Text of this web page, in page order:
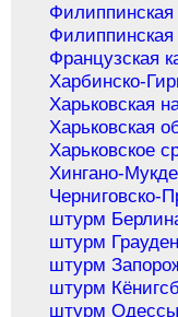
Филиппинская
Филиппинская
Французская
Харбинско-
Харьковская
Харьковская
Харьковское
Хингано-
Черниговско-
штурм
штурм
штурм
штурм
штурм Одессы